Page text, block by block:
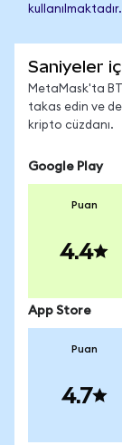
kullanılmaktadır.
Saniyeler
MetaMask'ta
takas edin ve
kripto cüzdanı.
Google Play
Puan
4.4
App Store
Puan
4.7